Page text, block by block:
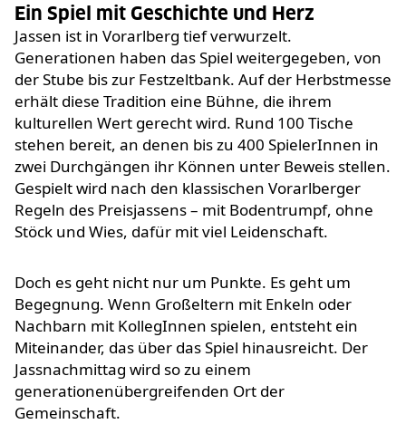
Ein Spiel mit Geschichte und Herz
Jassen ist in Vorarlberg tief verwurzelt.
Generationen haben das Spiel weitergegeben, von
der Stube bis zur Festzeltbank. Auf der Herbstmesse
erhält diese Tradition eine Bühne, die ihrem
kulturellen Wert gerecht wird. Rund 100 Tische
stehen bereit, an denen bis zu 400 SpielerInnen in
zwei Durchgängen ihr Können unter Beweis stellen.
Gespielt wird nach den klassischen Vorarlberger
Regeln des Preisjassens – mit Bodentrumpf, ohne
Stöck und Wies, dafür mit viel Leidenschaft.
Doch es geht nicht nur um Punkte. Es geht um
Begegnung. Wenn Großeltern mit Enkeln oder
Nachbarn mit KollegInnen spielen, entsteht ein
Miteinander, das über das Spiel hinausreicht. Der
Jassnachmittag wird so zu einem
generationenübergreifenden Ort der
Gemeinschaft.